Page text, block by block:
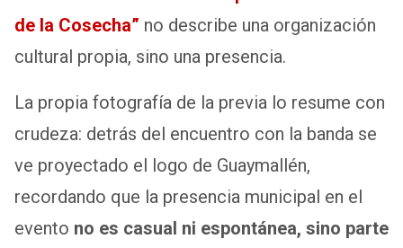
de la Cosecha” no describe una organización
cultural propia, sino una presencia.
La propia fotografía de la previa lo resume con
crudeza: detrás del encuentro con la banda se
ve proyectado el logo de Guaymallén,
recordando que la presencia municipal en el
evento no es casual ni espontánea, sino parte